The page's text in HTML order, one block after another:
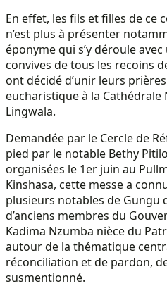
En effet, les fils et filles de ce
n’est plus à présenter
éponyme qui s’y déroule
convives de tous les recoins
ont décidé d’unir leurs
eucharistique à la Cathédrale
Lingwala.
Demandée par le Cercle de
pied par le notable Bethy
organisées le 1er juin au
Kinshasa, cette messe a
plusieurs notables de Gungu
d’anciens membres du
Kadima Nzumba nièce du
autour de la thématique
réconciliation et de pardon,
susmentionné.